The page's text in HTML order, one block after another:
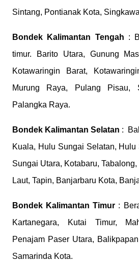
Sintang, Pontianak Kota,
Bondek Kalimantan Tengah :
timur. Barito Utara, Gunung
Kotawaringin Barat,
Murung Raya, Pulang Pisau,
Palangka Raya.
Bondek Kalimantan Selatan :
Kuala, Hulu Sungai Selatan, Hulu
Sungai Utara, Kotabaru,
Laut, Tapin, Banjarbaru Kota,
Bondek Kalimantan Timur :
Kartanegara, Kutai Timur,
Penajam Paser Utara,
Samarinda Kota.